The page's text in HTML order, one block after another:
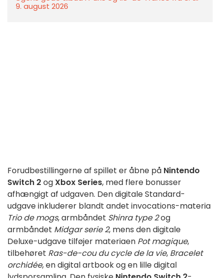
9. august 2026
Forudbestillingerne af spillet er åbne på Nintendo
Switch 2 ogXbox Series, med flere bonusser
afhængigt af udgaven. Den digitale Standard-
udgave inkluderer blandt andet invocations-materia
Trio de mogs, armbåndet Shinra type 2og
armbåndet Midgar serie 2, mens den digitale
Deluxe-udgave tilføjer materiaen Pot magique,
tilbehøret Ras-de-cou du cycle de la vie, Bracelet
orchidée, en digital artbook og en lille digital